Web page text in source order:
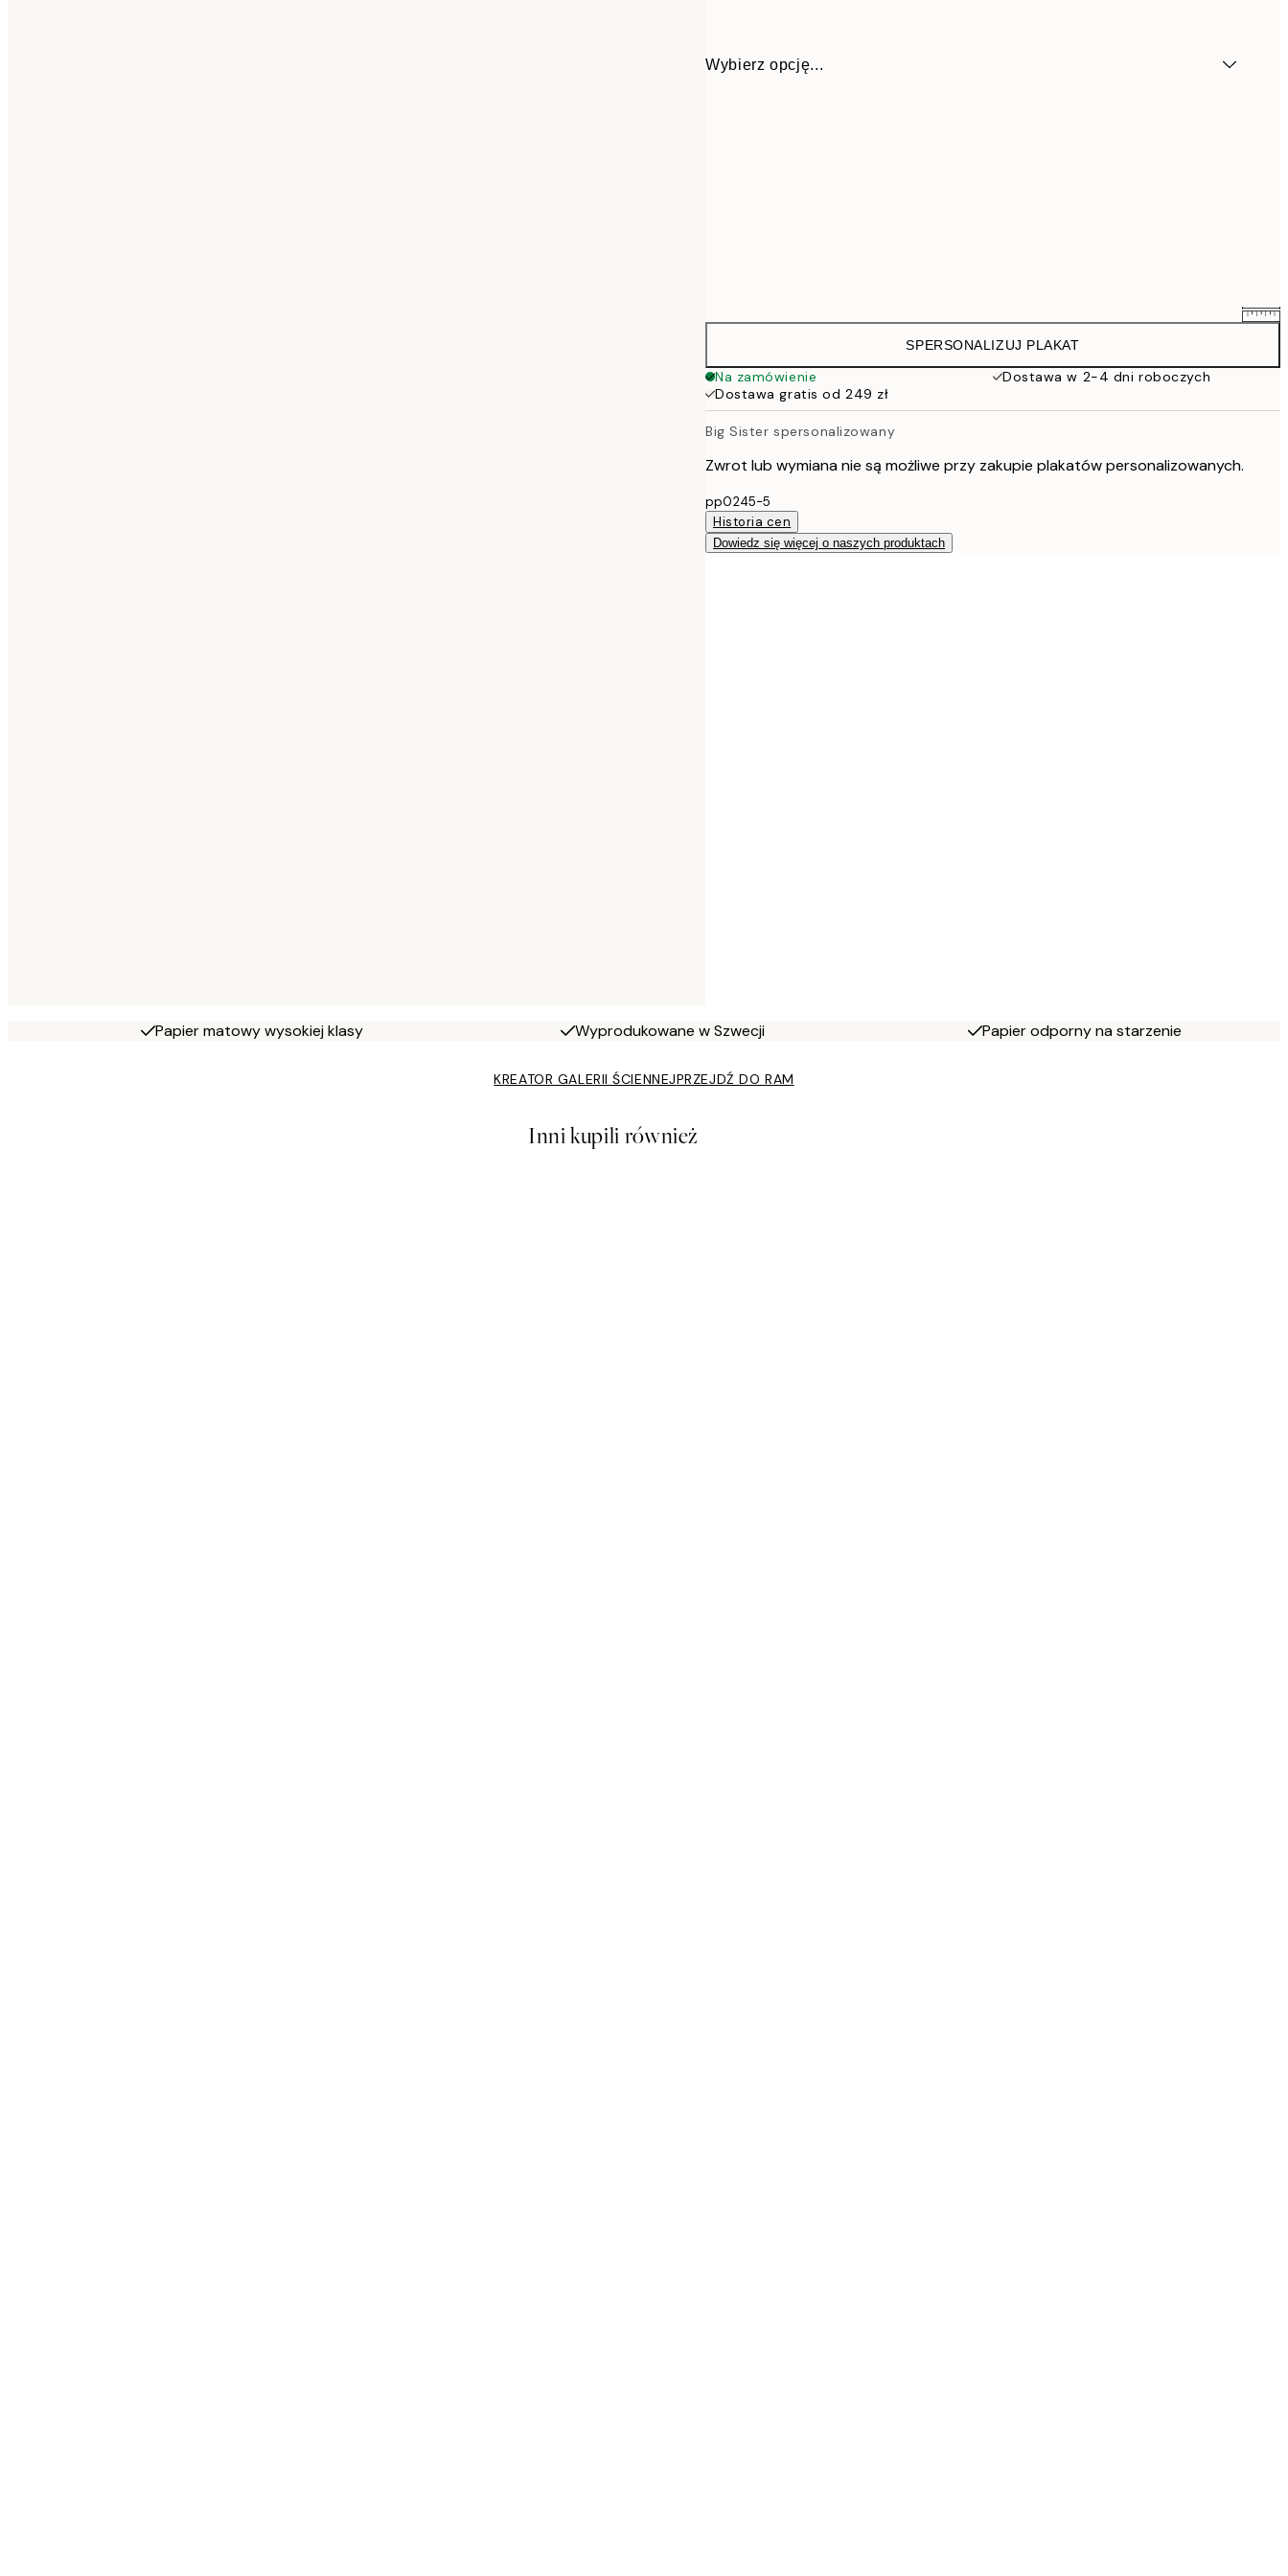
Wybierz opcję...
139 zł
50x70 cm
169 zł
SPERSONALIZUJ PLAKAT
Na zamówienie
Dostawa w 2-4 dni roboczych
Dostawa gratis od 249 zł
Big Sister spersonalizowany
Zwrot lub wymiana nie są możliwe przy zakupie plakatów personalizowanych.
pp0245-5
Historia cen
Dowiedz się więcej o naszych produktach
Papier matowy wysokiej klasy Wyprodukowane w Szwecji Papier odporny na starzenie
KREATOR GALERII ŚCIENNEJPRZEJDŹ DO RAM
Inni kupili również